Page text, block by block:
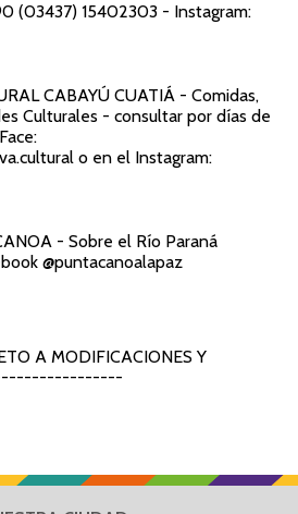
(03437) 15402303 - Instagram:
CABAYÚ CUATIÁ - Comidas,
Culturales - consultar por días de
o en el Instagram:
- Sobre el Río Paraná
@puntacanoalapaz
A MODIFICACIONES Y